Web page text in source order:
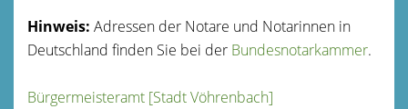
Hinweis: Adressen der Notare und Notarinnen in
Deutschland finden Sie bei der Bundesnotarkammer.
Bürgermeisteramt [Stadt Vöhrenbach]